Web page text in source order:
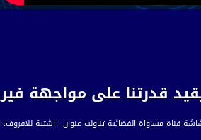
قدرتنا على مواجهة فيروس